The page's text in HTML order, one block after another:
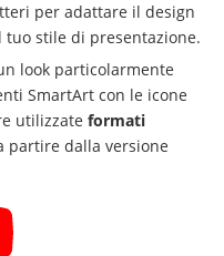
per adattare il design
stile di presentazione.
look particolarmente
SmartArt con le icone
utilizzate formati
partire dalla versione